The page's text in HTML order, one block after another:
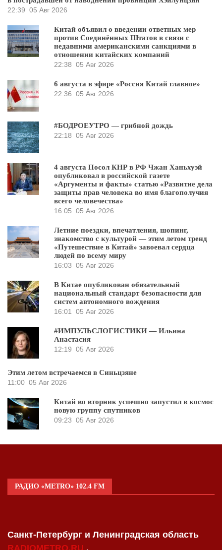
22:39 05 Авг 2026
Китай объявил о введении ответных мер
против Соединённых Штатов в связи с
недавними американскими санкциями в
отношении китайских компаний
22:38 05 Авг 2026
6 августа в эфире «Россия Китай главное»
22:36 05 Авг 2026
#БОДРОЕУТРО — грибной дождь
22:18 05 Авг 2026
4 августа Посол КНР в РФ Чжан Ханьхуэй
опубликовал в российской газете
«Аргументы и факты» статью «Развитие дела
защиты прав человека во имя благополучия
всего человечества»
16:05 05 Авг 2026
Летние поездки, впечатления, шопинг,
знакомство с культурой — этим летом тренд
«Путешествие в Китай» завоевал сердца
людей по всему миру
16:03 05 Авг 2026
В Китае опубликован обязательный
национальный стандарт безопасности для
систем автономного вождения
16:01
05 Авг 2026
#ИМПУЛЬСЛОГИСТИКИ — Ильина
Анастасия
12:19 05 Авг 2026
Этим летом встречаемся в Синьцзяне
11:00 05 Авг 2026
Китай во вторник успешно запустил в космос
новую группу спутников
09:23 05 Авг 2026
РАДИО «METRO» 102.4 FM
Санкт-Петербург и Ленинградская область